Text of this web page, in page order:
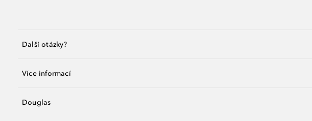
Další otázky?
Více informací
Douglas